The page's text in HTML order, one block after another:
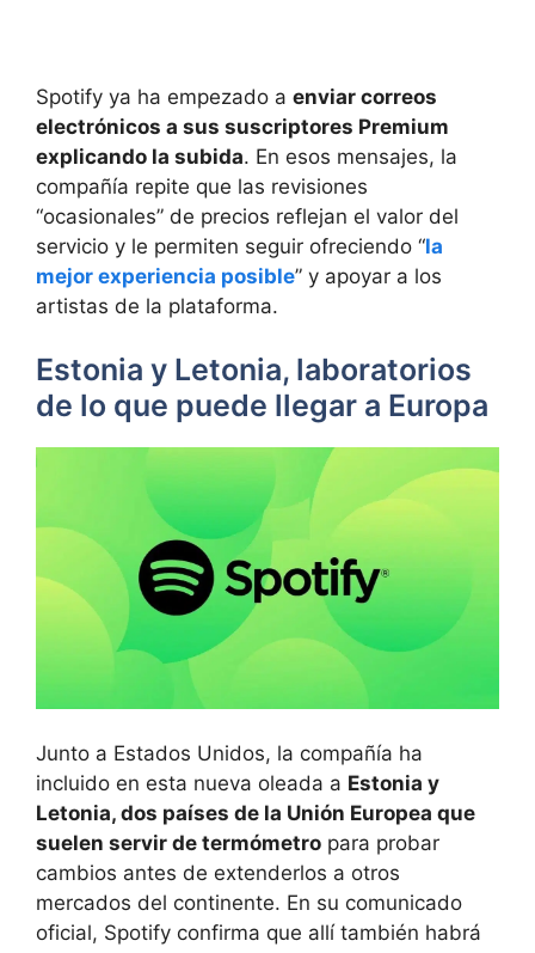
Spotify ya ha empezado a enviar correos
electrónicos a sus suscriptores Premium
explicando la subida. En esos mensajes, la
compañía repite que las revisiones
“ocasionales” de precios reflejan el valor del
servicio y le permiten seguir ofreciendo “la
mejor experiencia posible” y apoyar a los
artistas de la plataforma.
Estonia y Letonia, laboratorios
de lo que puede llegar a Europa
Junto a Estados Unidos, la compañía ha
incluido en esta nueva oleada a Estonia y
Letonia, dos países de la Unión Europea que
suelen servir de termómetro para probar
cambios antes de extenderlos a otros
mercados del continente. En su comunicado
oficial, Spotify confirma que allí también habrá